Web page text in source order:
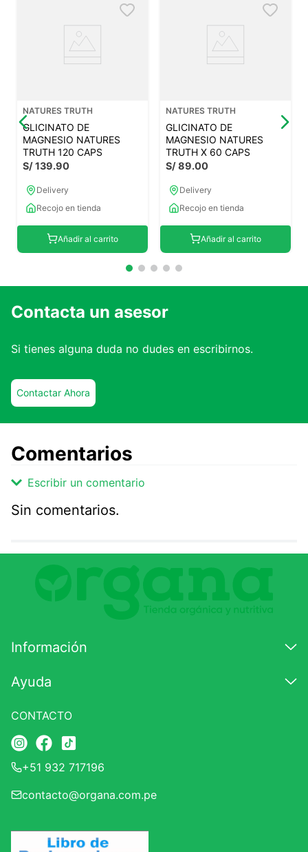
NATURES TRUTH
GLICINATO DE
MAGNESIO NATURES
TRUTH 120 CAPS
S/139.90
Delivery
Recojo en tienda
Añadir al carrito
NATURES TRUTH
GLICINATO DE
MAGNESIO NATURES
TRUTH X 60 CAPS
S/89.00
Delivery
Recojo en tienda
Añadir al carrito
Contacta un asesor
Si tienes alguna duda no dudes en escribirnos.
Contactar Ahora
Comentarios
Escribir un comentario
Comentario
Califique el producto de 1 a 5 estrellas
★★★
Correo electrónico
Sin comentarios.
Información
Ayuda
CONTACTO
+51 932 717196
contacto@organa.com.pe